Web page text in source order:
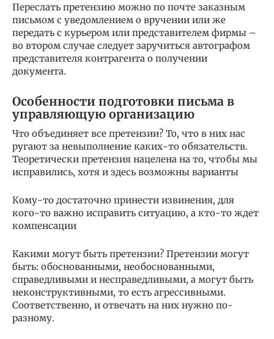
Переслать претензию можно по почте заказным
письмом с уведомлением о вручении или же
передать с курьером или представителем фирмы –
во втором случае следует заручиться автографом
представителя контрагента о получении
документа.
Особенности подготовки письма в
управляющую организацию
Что объединяет все претензии? То, что в них нас
ругают за невыполнение каких-то обязательств.
Теоретически претензия нацелена на то, чтобы мы
исправились, хотя и здесь возможны варианты
Кому-то достаточно принести извинения, для
кого-то важно исправить ситуацию, а кто-то ждет
компенсации
Какими могут быть претензии? Претензии могут
быть: обоснованными, необоснованными,
справедливыми и несправедливыми, а могут быть
неконструктивными, то есть агрессивными.
Соответственно, и отвечать на них нужно по-
разному.